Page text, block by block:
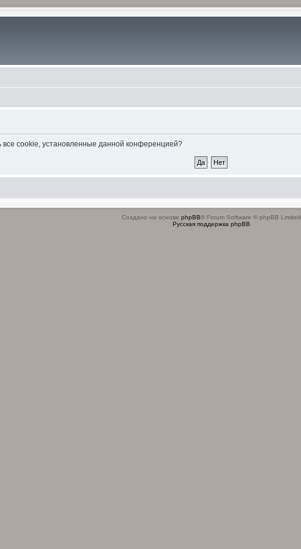
все cookie, установленные данной конференцией?
Создано на основе phpBB® Forum Software © phpBB Limited
Русская поддержка phpBB